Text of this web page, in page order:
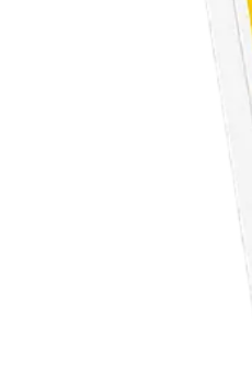
Ламинирование больших форматов
Печать проектной
Брошюровка на металлическую
Инженерная печать документации